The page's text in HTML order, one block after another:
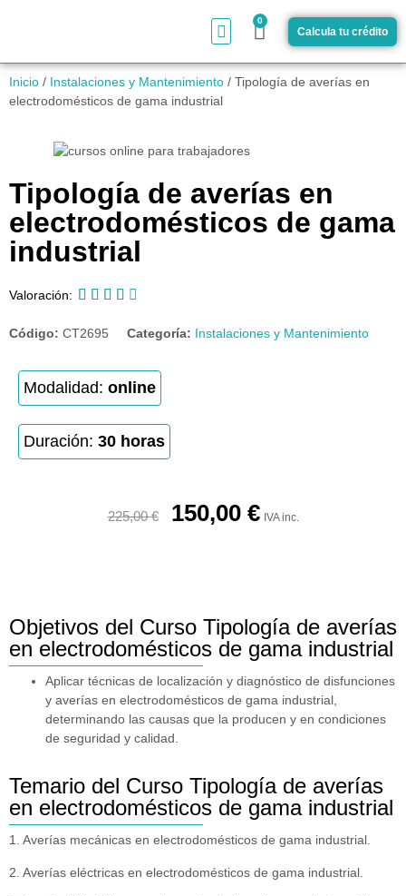
0
Calcula tu crédito
Inicio / Instalaciones y Mantenimiento / Tipología de averías en
electrodomésticos de gama industrial
Tipología de averías en
electrodomésticos de gama
industrial
Valoración:     
Código: CT2695 Categoría: Instalaciones y Mantenimiento
Modalidad: online
Duración: 30 horas
225,00€ 150,00 € IVA inc.
Objetivos del Curso Tipología de averías
en electrodomésticos de gama industrial
Aplicar técnicas de localización y diagnóstico de disfunciones
y averías en electrodomésticos de gama industrial,
determinando las causas que la producen y en condiciones
de seguridad y calidad.
Temario del Curso Tipología de averías
en electrodomésticos de gama industrial
1. Averías mecánicas en electrodomésticos de gama industrial.
2. Averías eléctricas en electrodomésticos de gama industrial.